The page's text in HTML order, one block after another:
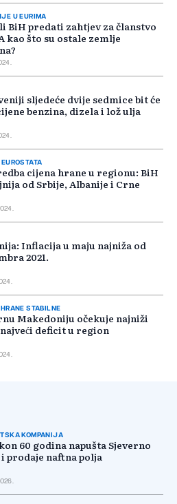
U EURIMA
BiH predati zahtjev za članstvo
kao što su ostale zemlje
sljedeće dvije sedmice bit će
benzina, dizela i lož ulja
cijena hrane u regionu: BiH
od Srbije, Albanije i Crne
Inflacija u maju najniža od
2021.
STABILNE
Makedoniju očekuje najniži
deficit u region
KOMPANIJA
60 godina napušta Sjeverno
prodaje naftna polja